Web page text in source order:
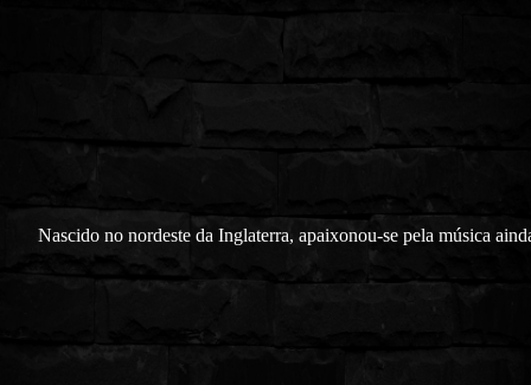
Nascido no nordeste da Inglaterra, apaixonou-se pela música